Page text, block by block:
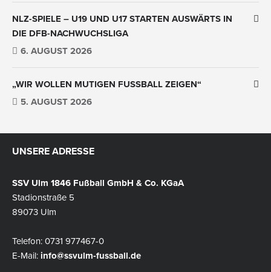
NLZ-SPIELE – U19 UND U17 STARTEN AUSWÄRTS IN
DIE DFB-NACHWUCHSLIGA
6. AUGUST 2026
„WIR WOLLEN MUTIGEN FUSSBALL ZEIGEN“
5. AUGUST 2026
UNSERE ADRESSE
SSV Ulm 1846 Fußball GmbH & Co. KGaA
Stadionstraße 5
89073 Ulm
Telefon: 0731 977467-0
E-Mail: info@ssvulm-fussball.de